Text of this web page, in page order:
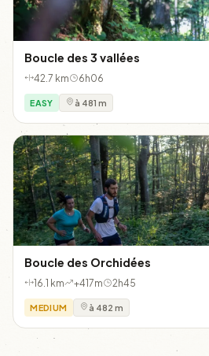
Boucle des 3 vallées
42.7 km 6h06
EASY à 481 m
Boucle des Orchidées
16.1 km +417m 2h45
MEDIUM à 482 m